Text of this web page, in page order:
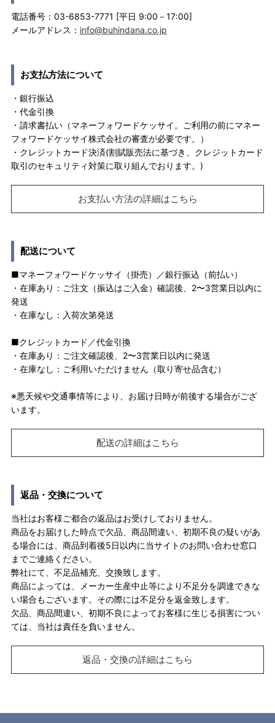
電話番号：03-6853-7771 [平日 9:00－17:00]
メールアドレス： info@buhindana.co.jp
お支払方法について
・銀行振込
・代金引換
・請求書払い（マネーフォワードケッサイ。ご利用の前にマネー
フォワードケッサイ株式会社の審査が必要です。）
・クレジットカード決済(割賦販売法に基づき、クレジットカード
取引のセキュリティ対策に取り組んでおります。)
お支払い方法の詳細はこちら
配送について
■マネーフォワードケッサイ（掛売）／銀行振込（前払い）
・在庫あり：ご注文（振込はご入金）確認後、2〜3営業日以内に
発送
・在庫なし：入荷次第発送
■クレジットカード／代金引換
・在庫あり：ご注文確認後、2〜3営業日以内に発送
・在庫なし：ご利用いただけません（取り寄せ品含む）
※悪天候や交通事情等により、お届け日時が前後する場合がござ
います。
配送の詳細はこちら
返品・交換について
当社はお客様ご都合の返品はお受けしておりません。
商品をお届けした時点で欠品、商品間違い、初期不良の疑いがあ
る場合には、商品到着後5日以内に当サイトのお問い合わせ窓口
までご連絡ください。
弊社にて、不足品補充、交換致します。
商品によっては、メーカー生産中止等により不足分を調達できな
い場合もございます。その際には不足分を返金致します。
欠品、商品間違い、初期不良によってお客様に生じる損害につい
ては、当社は責任を負いません。
返品・交換の詳細はこちら